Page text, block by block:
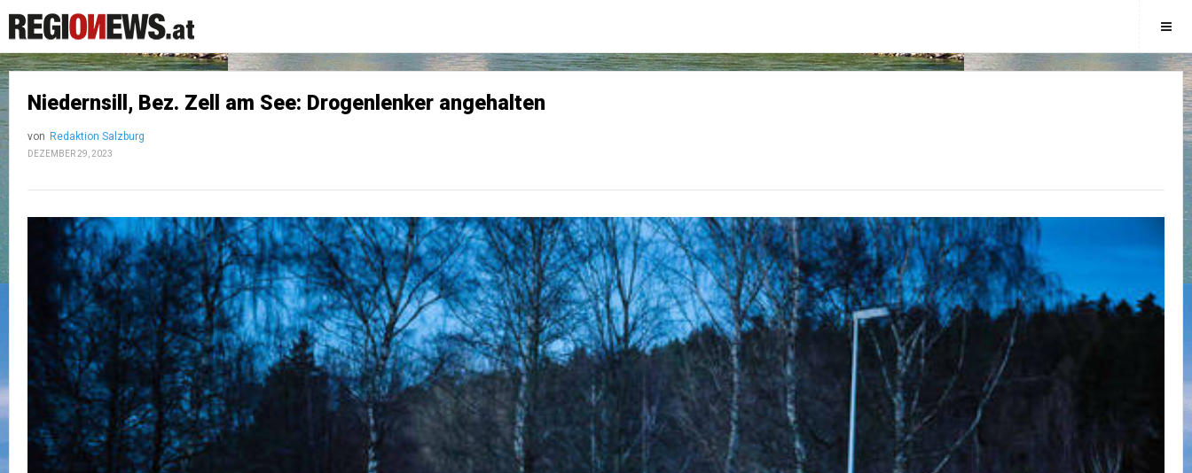
Niedernsill, Bez. Zell am See: Drogenlenker angehalten
von Redaktion Salzburg
DEZEMBER 29, 2023